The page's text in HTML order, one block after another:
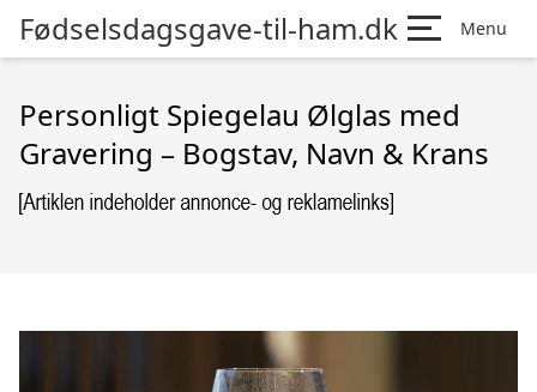
Fødselsdagsgave-til-ham.dk Menu
Personligt Spiegelau Ølglas med
Gravering – Bogstav, Navn & Krans